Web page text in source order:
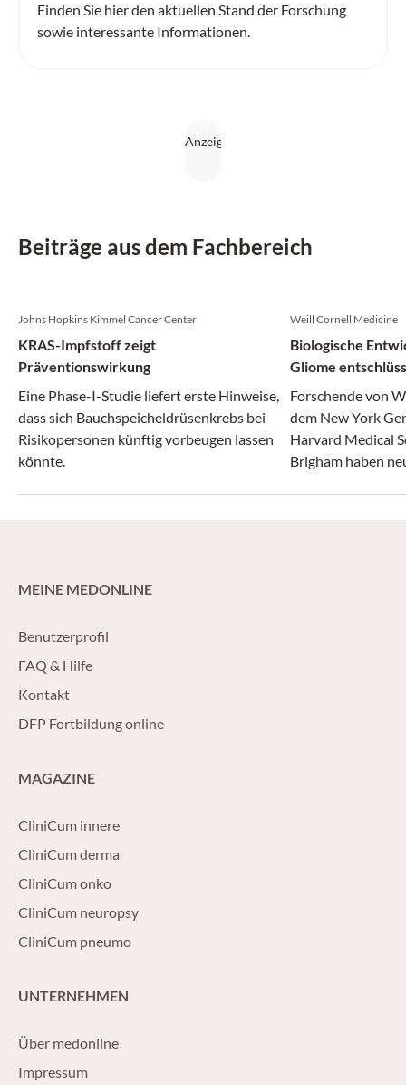
Finden Sie hier den aktuellen Stand der Forschung
sowie interessante Informationen.
Beiträge aus dem Fachbereich
Johns Hopkins Kimmel Cancer Center
KRAS-Impfstoff zeigt
Präventionswirkung
Eine Phase-I-Studie liefert erste Hinweise,
dass sich Bauchspeicheldrüsenkrebs bei
Risikopersonen künftig vorbeugen lassen
könnte.
Weill Cornell Medicine
Biologische
Gliome
Forschende von
dem New York
Harvard Medical
Brigham haben
MEINE MEDONLINE
Benutzerprofil
FAQ & Hilfe
Kontakt
DFP Fortbildung online
MAGAZINE
CliniCum innere
CliniCum derma
CliniCum onko
CliniCum neuropsy
CliniCum pneumo
UNTERNEHMEN
Über medonline
Impressum